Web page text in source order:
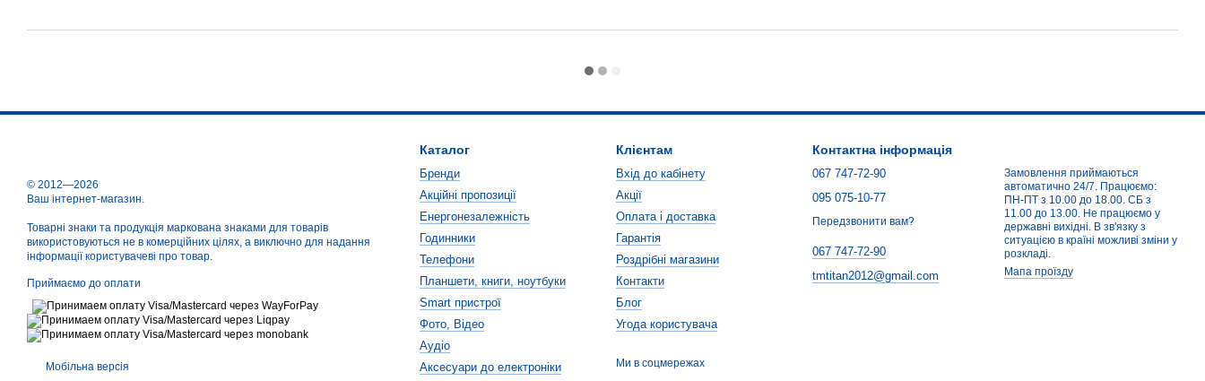
© 2012—2026
Ваш інтернет-магазин.
Товарні знаки та продукція маркована знаками для товарів
використовуються не в комерційних цілях, а виключно для надання
інформації користувачеві про товар.
Приймаємо до оплати
Мобільна версія
Каталог
Бренди
Акційні пропозиції
Енергонезалежність
Годинники
Телефони
Планшети, книги, ноутбуки
Smart пристрої
Фото, Відео
Аудіо
Аксесуари до електроніки
Клієнтам
Вхід до кабінету
Акції
Оплата і доставка
Гарантія
Роздрібні магазини
Контакти
Блог
Угода користувача
Ми в соцмережах
Контактна інформація
067 747-72-90
095 075-10-77
Передзвонити вам?
067 747-72-90
tmtitan2012@gmail.com
Замовлення приймаються
автоматично 24/7. Працюємо:
ПН-ПТ з 10.00 до 18.00. СБ з
11.00 до 13.00. Не працюємо у
державні вихідні. В зв'язку з
ситуацією в країні можливі зміни у
розкладі.
Мапа проїзду